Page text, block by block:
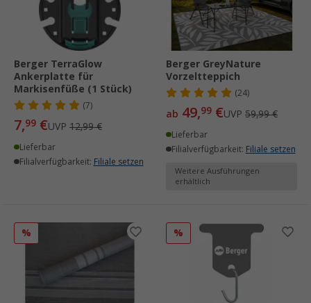
Berger TerraGlow
Ankerplatte für
Markisenfüße (1 Stück)
(7)
7,99 €UVP 12,99 €
Lieferbar
Filialverfügbarkeit: Filiale setzen
Berger GreyNature
Vorzeltteppich
(24)
ab 49,99 €UVP 59,99 €
Lieferbar
Filialverfügbarkeit: Filiale setzen
Weitere Ausführungen
erhältlich
% %